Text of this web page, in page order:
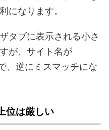
になります。
タブに表示される小さ
が、サイト名が
、逆にミスマッチにな
位は厳しい